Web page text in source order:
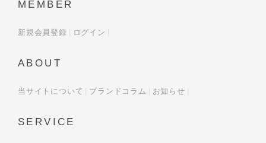
MEMBER
新規会員登録 ログイン
ABOUT
当サイトについて ブランドコラム お知らせ
SERVICE